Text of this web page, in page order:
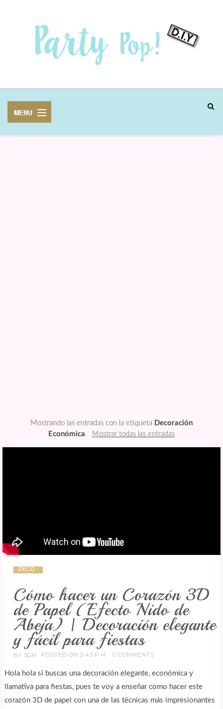
Mostrando las entradas con la etiqueta Decoración
Económica. Mostrar todas las entradas
DECO
Cómo hacer un Corazón 3D
de Papel (Efecto Nido de
Abeja) | Decoración elegante
y fácil para fiestas
BY SGM POSTED ON 2:45 P.M. 0 COMMENTS
Hola hola si buscas una decoración elegante, económica y
llamativa para fiestas, pues te voy a enseñar como hacer este
corazón 3D de papel con una de las técnicas más impresionantes